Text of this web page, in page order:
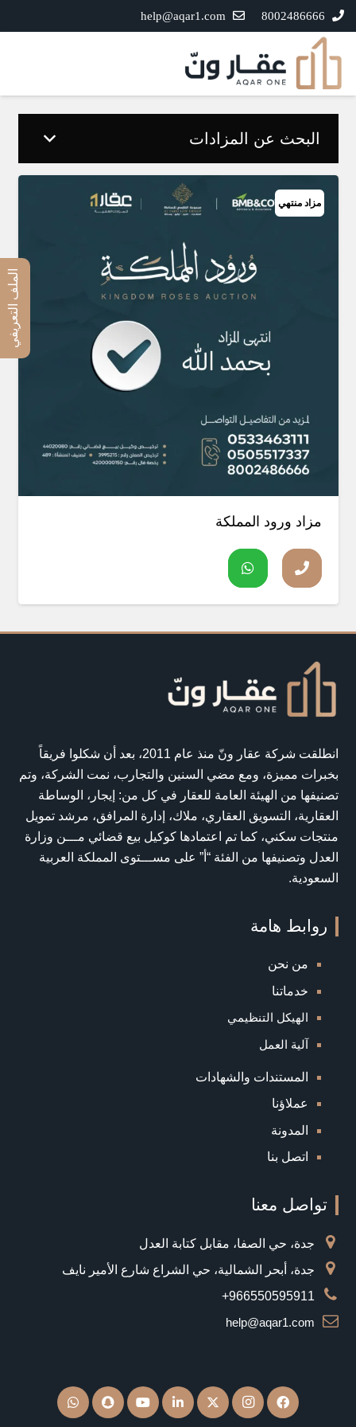
8002486666
help@aqar1.com
البحث عن المزادات
مزاد منتهي
مزاد ورود المملكة
انطلقت شركة عقار ونّ منذ عام 2011، بعد أن شكلوا فريقاً
بخبرات مميزة، ومع مضي السنين والتجارب، نمت الشركة، وتم
تصنيفها من الهيئة العامة للعقار في كل من: إيجار، الوساطة
العقارية، التسويق العقاري، ملاك، إدارة المرافق، مرشد تمويل
منتجات سكني، كما تم اعتمادها كوكيل بيع قضائي مـــن وزارة
العدل وتصنيفها من الفئة “أ” على مســـتوى المملكة العربية
السعودية.
روابط هامة
من نحن
خدماتنا
الهيكل التنظيمي
آلية العمل
المستندات والشهادات
عملاؤنا
المدونة
اتصل بنا
تواصل معنا
جدة، حي الصفا، مقابل كتابة العدل
جدة، أبحر الشمالية، حي الشراع شارع الأمير نايف
966550595911+
help@aqar1.com
الملف التعريفي